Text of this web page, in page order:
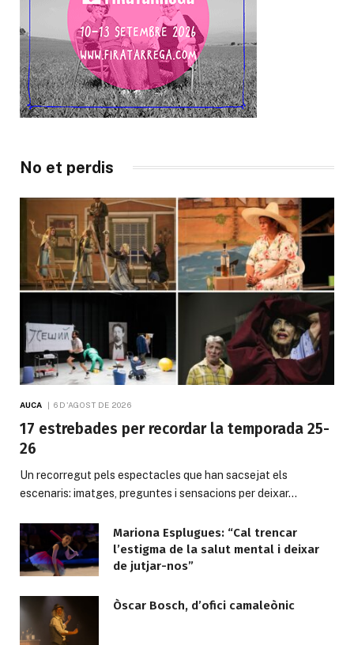
No et perdis
AUCA 6 D'AGOST DE 2026
17 estrebades per recordar la temporada 25-
26
Un recorregut pels espectacles que han sacsejat els
escenaris: imatges, preguntes i sensacions per deixar…
Mariona Esplugues: “Cal trencar
l’estigma de la salut mental i deixar
de jutjar-nos”
Òscar Bosch, d’ofici camaleònic